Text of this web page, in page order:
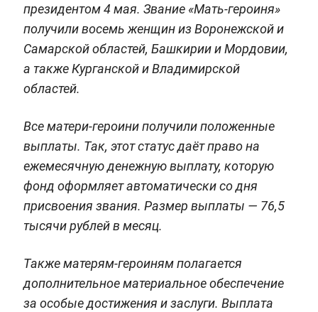
президентом 4 мая. Звание «Мать-героиня»
получили восемь женщин из Воронежской и
Самарской областей, Башкирии и Мордовии,
а также Курганской и Владимирской
областей.
Все матери-героини получили положенные
выплаты. Так, этот статус даёт право на
ежемесячную денежную выплату, которую
фонд оформляет автоматически со дня
присвоения звания. Размер выплаты — 76,5
тысячи рублей в месяц.
Также матерям-героиням полагается
дополнительное материальное обеспечение
за особые достижения и заслуги. Выплата